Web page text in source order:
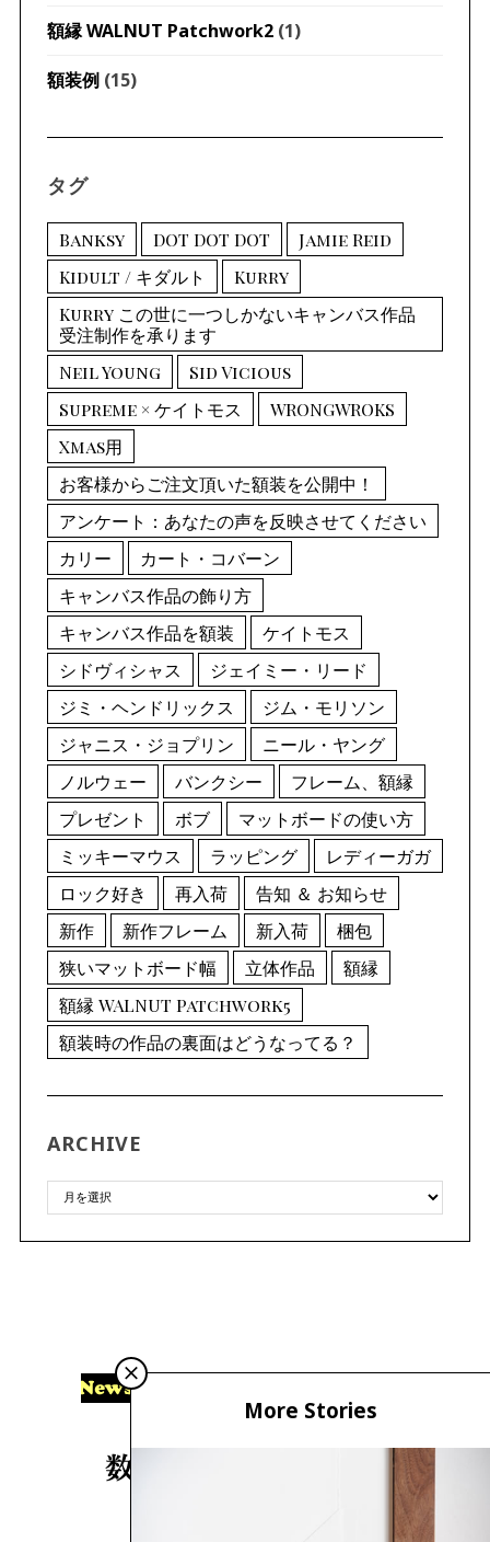
額縁 WALNUT Patchwork2(1)
額装例(15)
タグ
Banksy DOT DOT DOT
Jamie Reid
Kidult / キダルト
Kurry
Kurry この世に一つしかないキャンバス作品
受注制作を承ります
Neil Young
Sid Vicious
Supreme × ケイトモス
WRONGWROKS
Xmas用
お客様からご注文頂いた額装を公開中！
アンケート：あなたの声を反映させてください
カリー
カート・コバーン
キャンバス作品の飾り方
キャンバス作品を額装
ケイトモス
シドヴィシャス
ジェイミー・リード
ジミ・ヘンドリックス
ジム・モリソン
ジャニス・ジョプリン
ニール・ヤング
ノルウェー
バンクシー
フレーム、額縁
プレゼント
ボブ
マットボードの使い方
ミッキーマウス
ラッピング
レディーガガ
ロック好き
再入荷
告知 ＆ お知らせ
新作
新作フレーム 新入荷
梱包
狭いマットボード幅
立体作品
額縁
額縁 WALNUT Patchwork5
額装時の作品の裏面はどうなってる？
ARCHIVE
More Stories